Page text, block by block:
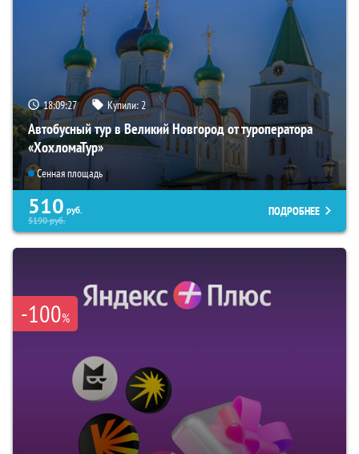
18:09:26 Купили:2
Автобусный тур в Великий Новгород от туроператора
«ХохломаТур»
Сенная площадь
510 руб.
5190руб.
ПОДРОБНЕЕ
-100%